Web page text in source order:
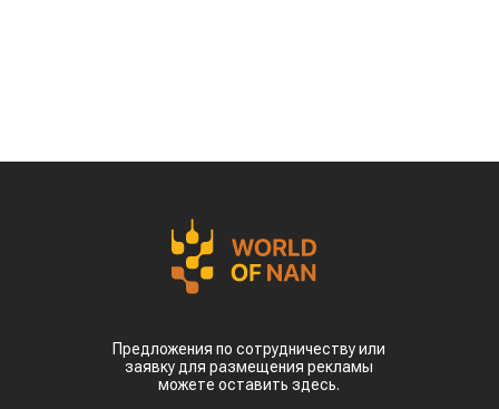
Предложения по сотрудничеству или
заявку для размещения рекламы
можете оставить здесь.